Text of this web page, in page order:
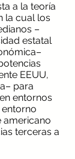
a la teoría
la cual los
–
estatal
EEUU,
para
entornos
americano
terceras a